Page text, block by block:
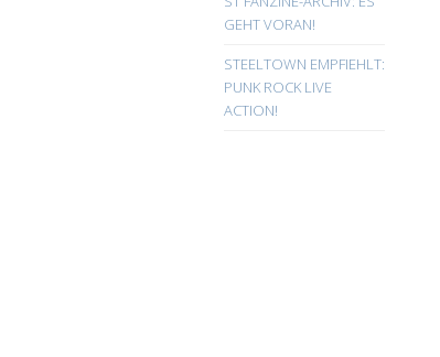
GEHT VORAN!
STEELTOWN EMPFIEHLT:
PUNK ROCK LIVE
ACTION!